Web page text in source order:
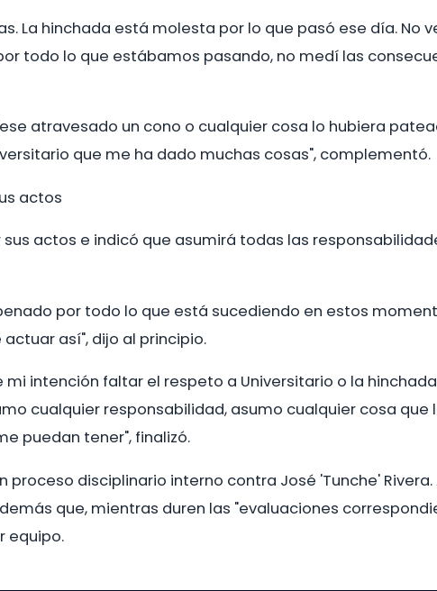
La hinchada está molesta por lo que pasó ese día. No
todo lo que estábamos pasando, no medí las
atravesado un cono o cualquier cosa lo hubiera
que me ha dado muchas cosas", complementó.
actos
actos e indicó que asumirá todas las
por todo lo que está sucediendo en estos
así", dijo al principio.
intención faltar el respeto a Universitario o la
cualquier responsabilidad, asumo cualquier cosa que
puedan tener", finalizó.
proceso disciplinario interno contra José 'Tunche' Rivera.
que, mientras duren las "evaluaciones
equipo.